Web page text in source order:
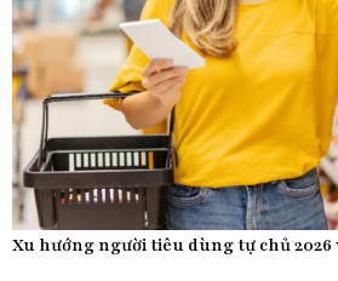
Xu hướng người tiêu dùng tự chủ 2026